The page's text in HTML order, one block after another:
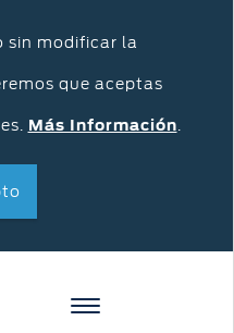
sin modificar la
que aceptas
Más Información